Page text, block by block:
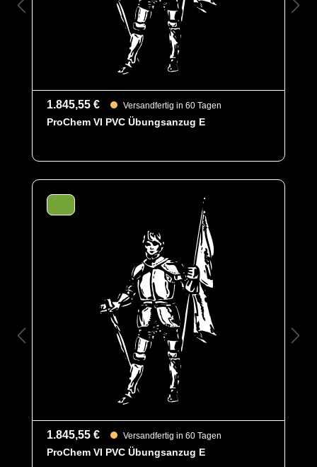
Des Weiteren ist der Anzug mit ergonomischen
Stiefelsocken für ein bequemeres Tragegefühl, sowie
einen besseren Schutz der Füße innerhalb der Schuhe
und einem Tropfrand, für ein sicheres Abtropfen von
Flüssigkeiten ausgestattet.
B = Tropfrand
Schutztypen
ProChem VI
4260541389262
6001-GRN-XXL
Merkmale
- Extrem leichtes, reißfestes Material
- Großes Visier für exzellente Sicht
- Großzügig geschnittenes Design für
optimale Bewegungsfreiheit
- mit integrierten Sockenfußteilen
m.Tropfstulpen (AB)
- Gewicht: 331 g/m²
- Material: TYCHEM® TK
1.845,55 € Versandfertig in 60 Tagen
ProChem VI PVC Übungsanzug E
1.845,55 € Versandfertig in 60 Tagen
ProChem VI PVC Übungsanzug E